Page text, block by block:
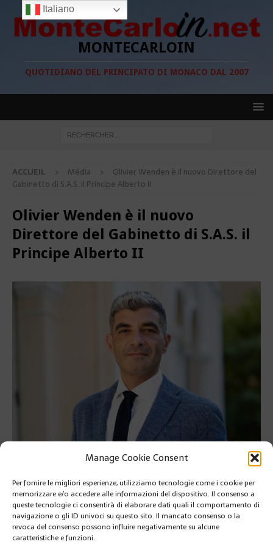
Manage Cookie Consent
Per fornire le migliori esperienze, utilizziamo tecnologie come i cookie per
memorizzare e/o accedere alle informazioni del dispositivo. Il consenso a
queste tecnologie ci consentirà di elaborare dati quali il comportamento di
navigazione o gli ID univoci su questo sito. Il mancato consenso o la
revoca del consenso possono influire negativamente su alcune
caratteristiche e funzioni.
MONTECARLOIN
QUOTIDIANO DEL PRINCIPATO DI MONACO DAL 2007
ACCUEIL Média
Olivier Wenden è il nuovo Direttore del
Gabinetto di S.A.S. il Principe Alberto II
Olivier Wenden è il nuovo
Direttore del Gabinetto di S.A.S. il
Principe Alberto II
Olivier Wenden è il nuovo Direttore del Gabinetto di S.A.S. il
Principe Alberto II
Olivier Wenden è il nuovo Direttore del Gabinetto di S.A.S. il
Principe Alberto II
Italiano